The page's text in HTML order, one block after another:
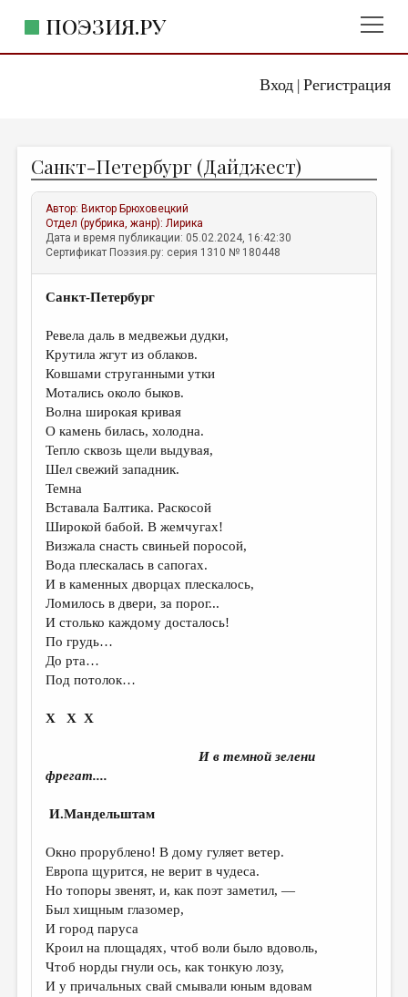
Вход| Регистрация
ПОЭЗИЯ.РУ
ЖАНРЫ
АВТОРЫ
КОММЕНТАРИИ
ЛИТСАЛОН
НОВОСТИ
ПРАВИЛА САЙТА
ОТДЕЛЫ И РУБРИКИ
ИЗБРАННОЕ
ДАЙДЖЕСТ
ПРОИЗВЕДЕНИЯ
ПЕРЕВОДЫ
КОНКУРСЫ
ДЕТСКАЯ КОМНАТА
КНИЖНАЯ ПОЛКА
ОБЗОР ЛИТЕРАТУРЫ
СТРАНИЦЫ ПАМЯТИ
ОБЪЯВЛЕНИЯ
МАЛАЯ ПРОЗА
ЭССЕИСТИКА
ЛИТЕРАТУРОВЕДЕНИЕ
КУЛЬТУРОВЕДЕНИЕ
ПУБЛИЦИСТИКА
РЕЦЕНЗИРОВАНИЕ
Санкт-Петербург (Дайджест)
Автор: Виктор Брюховецкий
Отдел (рубрика, жанр):Лирика
Дата и время публикации: 05.02.2024, 16:42:30
Сертификат Поэзия.ру: серия 1310 № 180448
Санкт-Петербург
Ревела даль в медвежьи дудки,
Крутила жгут из облаков.
Ковшами струганными утки
Мотались около быков.
Волна широкая кривая
О камень билась, холодна.
Тепло сквозь щели выдувая,
Шел свежий западник.
Темна
Вставала Балтика. Раскосой
Широкой бабой. В жемчугах!
Визжала снасть свиньей поросой,
Вода плескалась в сапогах.
И в каменных дворцах плескалось,
Ломилось в двери, за порог...
И столько каждому досталось!
По грудь…
До рта…
Под потолок…
Х Х Х
И в темной зелени
фрегат....
И.Мандельштам
Окно прорублено! В дому гуляет ветер.
Европа щурится, не верит в чудеса.
Но топоры звенят, и, как поэт заметил, —
Был хищным глазомер,
И город паруса
Кроил на площадях, чтоб воли было вдоволь,
Чтоб норды гнули ось, как тонкую лозу,
И у причальных свай смывали юным вдовам